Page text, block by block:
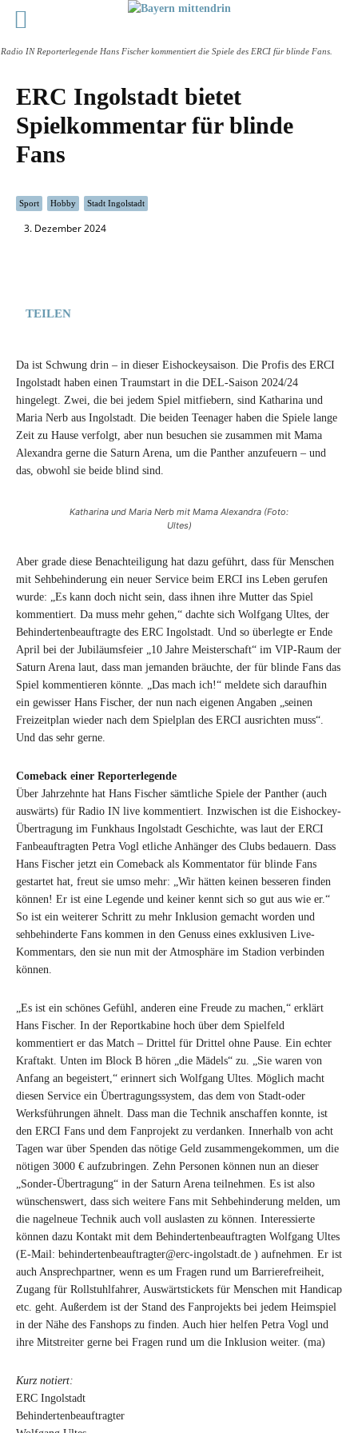
ERC Ingolstadt bietet
Spielkommentar für blinde
Fans
Sport Hobby Stadt Ingolstadt
3. Dezember 2024
Radio IN Reporterlegende Hans Fischer kommentiert die Spiele des ERCI für blinde Fans.
TEILEN
Da ist Schwung drin – in dieser Eishockeysaison. Die Profis des ERCI
Ingolstadt haben einen Traumstart in die DEL-Saison 2024/24
hingelegt. Zwei, die bei jedem Spiel mitfiebern, sind Katharina und
Maria Nerb aus Ingolstadt. Die beiden Teenager haben die Spiele lange
Zeit zu Hause verfolgt, aber nun besuchen sie zusammen mit Mama
Alexandra gerne die Saturn Arena, um die Panther anzufeuern – und
das, obwohl sie beide blind sind.
Katharina und Maria Nerb mit Mama Alexandra (Foto:
Ultes)
Aber grade diese Benachteiligung hat dazu geführt, dass für Menschen
mit Sehbehinderung ein neuer Service beim ERCI ins Leben gerufen
wurde: „Es kann doch nicht sein, dass ihnen ihre Mutter das Spiel
kommentiert. Da muss mehr gehen,“ dachte sich Wolfgang Ultes, der
Behindertenbeauftragte des ERC Ingolstadt. Und so überlegte er Ende
April bei der Jubiläumsfeier „10 Jahre Meisterschaft“ im VIP-Raum der
Saturn Arena laut, dass man jemanden bräuchte, der für blinde Fans das
Spiel kommentieren könnte. „Das mach ich!“ meldete sich daraufhin
ein gewisser Hans Fischer, der nun nach eigenen Angaben „seinen
Freizeitplan wieder nach dem Spielplan des ERCI ausrichten muss“.
Und das sehr gerne.
Comeback einer Reporterlegende
Über Jahrzehnte hat Hans Fischer sämtliche Spiele der Panther (auch
auswärts) für Radio IN live kommentiert. Inzwischen ist die Eishockey-
Übertragung im Funkhaus Ingolstadt Geschichte, was laut der ERCI
Fanbeauftragten Petra Vogl etliche Anhänger des Clubs bedauern. Dass
Hans Fischer jetzt ein Comeback als Kommentator für blinde Fans
gestartet hat, freut sie umso mehr: „Wir hätten keinen besseren finden
können! Er ist eine Legende und keiner kennt sich so gut aus wie er.“
So ist ein weiterer Schritt zu mehr Inklusion gemacht worden und
sehbehinderte Fans kommen in den Genuss eines exklusiven Live-
Kommentars, den sie nun mit der Atmosphäre im Stadion verbinden
können.
„Es ist ein schönes Gefühl, anderen eine Freude zu machen,“ erklärt
Hans Fischer. In der Reportkabine hoch über dem Spielfeld
kommentiert er das Match – Drittel für Drittel ohne Pause. Ein echter
Kraftakt. Unten im Block B hören „die Mädels“ zu. „Sie waren von
Anfang an begeistert,“ erinnert sich Wolfgang Ultes. Möglich macht
diesen Service ein Übertragungssystem, das dem von Stadt-oder
Werksführungen ähnelt. Dass man die Technik anschaffen konnte, ist
den ERCI Fans und dem Fanprojekt zu verdanken. Innerhalb von acht
Tagen war über Spenden das nötige Geld zusammengekommen, um die
nötigen 3000 € aufzubringen. Zehn Personen können nun an dieser
„Sonder-Übertragung“ in der Saturn Arena teilnehmen. Es ist also
wünschenswert, dass sich weitere Fans mit Sehbehinderung melden, um
die nagelneue Technik auch voll auslasten zu können. Interessierte
können dazu Kontakt mit dem Behindertenbeauftragten Wolfgang Ultes
(E-Mail: behindertenbeauftragter@erc-ingolstadt.de ) aufnehmen. Er ist
auch Ansprechpartner, wenn es um Fragen rund um Barrierefreiheit,
Zugang für Rollstuhlfahrer, Auswärtstickets für Menschen mit Handicap
etc. geht. Außerdem ist der Stand des Fanprojekts bei jedem Heimspiel
in der Nähe des Fanshops zu finden. Auch hier helfen Petra Vogl und
ihre Mitstreiter gerne bei Fragen rund um die Inklusion weiter. (ma)
Kurz notiert:
ERC Ingolstadt
Behindertenbeauftragter